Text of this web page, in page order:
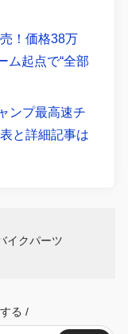
！価格38万
ム起点で“全部
ンプ最高速チ
と詳細記事は
イクパーツ
る /